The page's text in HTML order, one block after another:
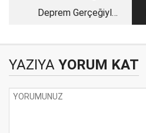
Deprem Gerçeğiyle
YAZIYA YORUM KAT